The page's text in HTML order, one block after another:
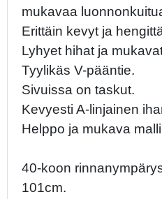
mukavaa
Erittäin kevyt ja
Lyhyet hihat ja
Tyylikäs V-pääntie.
Sivuissa on taskut.
Kevyesti A-linjainen
Helppo ja mukava
40-koon
101cm.